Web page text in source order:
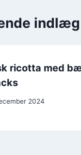
indlæg
ricotta med
2024